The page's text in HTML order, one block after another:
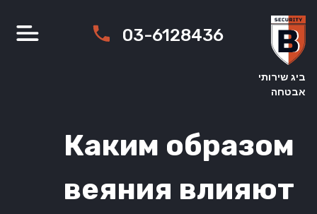
03-6128436
Каким
веяния